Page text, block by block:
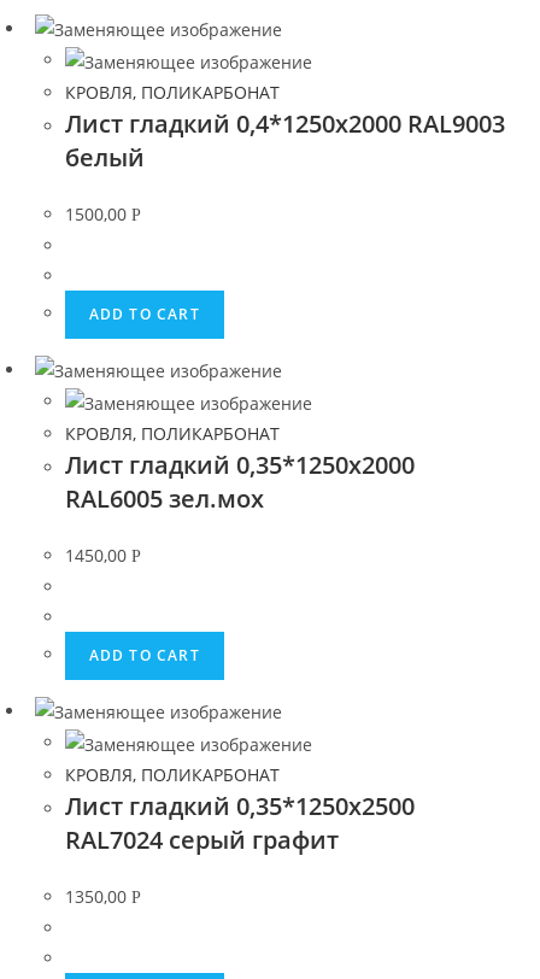
КРОВЛЯ, ПОЛИКАРБОНАТ
Лист гладкий 0,4*1250х2000 RAL9003
белый
1500,00 Р
ADD TO CART
КРОВЛЯ, ПОЛИКАРБОНАТ
Лист гладкий 0,35*1250х2000
RAL6005 зел.мох
1450,00 Р
ADD TO CART
КРОВЛЯ, ПОЛИКАРБОНАТ
Лист гладкий 0,35*1250х2500
RAL7024 серый графит
1350,00 Р